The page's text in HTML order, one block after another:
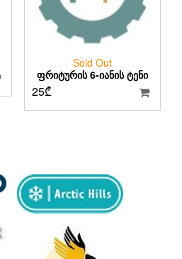
Sold Out
ᲤᲠᲘᲢᲣᲠᲘᲡ 6-ᲘᲐᲜᲘᲡ ᲢᲔᲜᲘ
25₾